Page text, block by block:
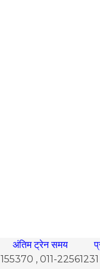
अंतिम ट्रेन समय
155370 , 011-22561231